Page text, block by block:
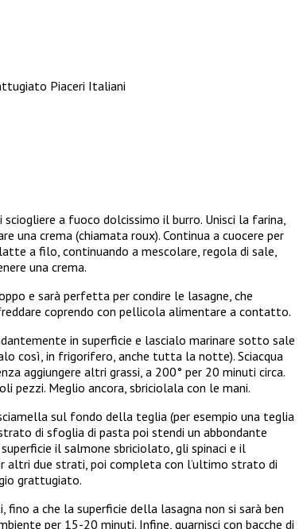
Piaceri Italiani
a fuoco dolcissimo il burro. Unisci la farina,
una crema (chiamata roux). Continua a cuocere per
a filo, continuando a mescolare, regola di sale,
una crema.
e sarà perfetta per condire le lasagne, che
coprendo con pellicola alimentare a contatto.
in superficie e lascialo marinare sotto sale
così, in frigorifero, anche tutta la notte). Sciacqua
aggiungere altri grassi, a 200° per 20 minuti circa.
pezzi. Meglio ancora, sbriciolala con le mani.
sul fondo della teglia (per esempio una teglia
di sfoglia di pasta poi stendi un abbondante
il salmone sbriciolato, gli spinaci e il
altri due strati, poi completa con l’ultimo strato di
grattugiato.
a che la superficie della lasagna non si sarà ben
per 15-20 minuti. Infine, guarnisci con bacche di